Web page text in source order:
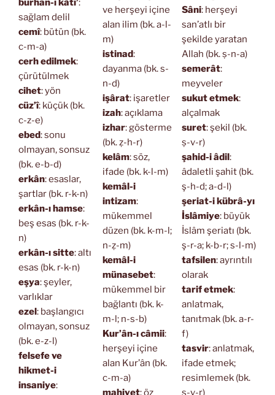
burhan-ı kàtı’:
sağlam delil
cemî: bütün (bk.
c-m-a)
cerh edilmek:
çürütülmek
cihet: yön
cüz’î: küçük (bk.
c-z-e)
ebed: sonu
olmayan, sonsuz
(bk. e-b-d)
erkân: esaslar,
şartlar (bk. r-k-n)
erkân-ı hamse:
beş esas (bk. r-k-
n)
erkân-ı sitte: altı
esas (bk. r-k-n)
eşya: şeyler,
varlıklar
ezel: başlangıcı
olmayan, sonsuz
(bk. e-z-l)
felsefe ve
hikmet-i
insaniye:
ve herşeyi içine
alan ilim (bk. a-l-
m)
istinad:
dayanma (bk. s-
n-d)
işârat: işaretler
izah: açıklama
izhar: gösterme
(bk. ẓ-h-r)
kelâm: söz,
ifade (bk. k-l-m)
kemâl-i
intizam:
mükemmel
düzen (bk. k-m-l;
n-ẓ-m)
kemâl-i
münasebet:
mükemmel bir
bağlantı (bk. k-
m-l; n-s-b)
Kur’ân-ı câmii:
herşeyi içine
alan Kur’ân (bk.
c-m-a)
mahiyet: öz
Sâni: herşeyi
san’atlı bir
şekilde yaratan
Allah (bk. ṣ-n-a)
semerât:
meyveler
sukut etmek:
alçalmak
suret: şekil (bk.
ṣ-v-r)
şahid-i âdil:
âdaletli şahit (bk.
ş-h-d; a-d-l)
şeriat-i kübrâ-yı
İslâmiye: büyük
İslâm şeriatı (bk.
ş-r-a; k-b-r; s-l-m)
tafsilen: ayrıntılı
olarak
tarif etmek:
anlatmak,
tanıtmak (bk. a-r-
f)
tasvir: anlatmak,
ifade etmek;
resimlemek (bk.
ṣ-v-r)